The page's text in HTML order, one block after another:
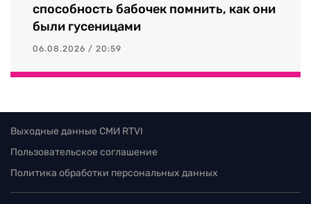
способность бабочек помнить, как они
были гусеницами
06.08.2026 / 20:59
Выходные данные СМИ RTVI
Пользовательское соглашение
Политика обработки персональных данных